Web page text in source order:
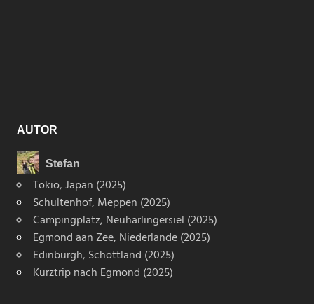
AUTOR
Stefan
Tokio, Japan (2025)
Schultenhof, Meppen (2025)
Campingplatz, Neuharlingersiel (2025)
Egmond aan Zee, Niederlande (2025)
Edinburgh, Schottland (2025)
Kurztrip nach Egmond (2025)